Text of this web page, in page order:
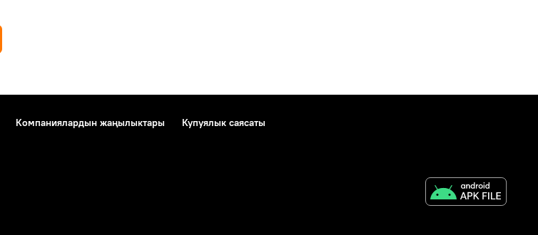
Компаниялардын жаңылыктары
Купуялык саясаты